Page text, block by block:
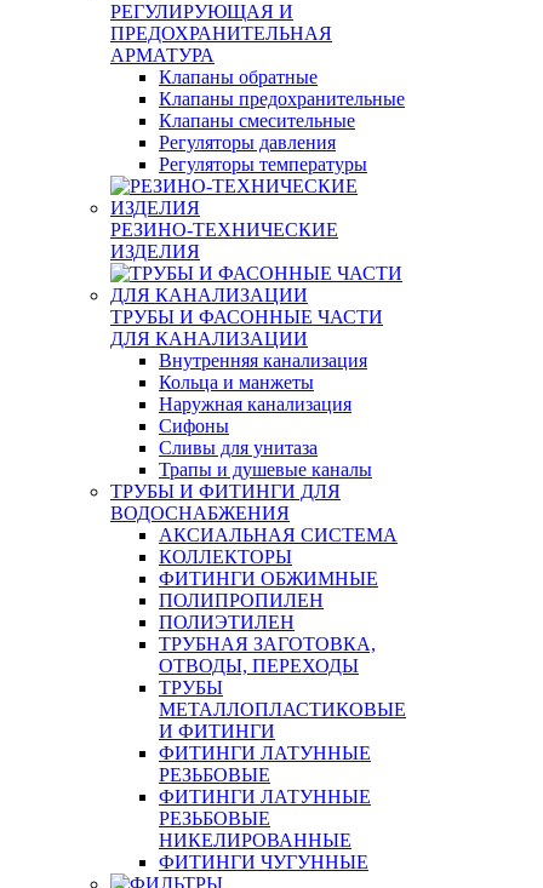
РЕГУЛИРУЮЩАЯ И
ПРЕДОХРАНИТЕЛЬНАЯ
АРМАТУРА
Клапаны обратные
Клапаны предохранительные
Клапаны смесительные
Регуляторы давления
Регуляторы температуры
РЕЗИНО-ТЕХНИЧЕСКИЕ
ИЗДЕЛИЯ
ТРУБЫ И ФАСОННЫЕ ЧАСТИ
ДЛЯ КАНАЛИЗАЦИИ
Внутренняя канализация
Кольца и манжеты
Наружная канализация
Сифоны
Сливы для унитаза
Трапы и душевые каналы
ТРУБЫ И ФИТИНГИ ДЛЯ
ВОДОСНАБЖЕНИЯ
АКСИАЛЬНАЯ СИСТЕМА
КОЛЛЕКТОРЫ
ФИТИНГИ ОБЖИМНЫЕ
ПОЛИПРОПИЛЕН
ПОЛИЭТИЛЕН
ТРУБНАЯ ЗАГОТОВКА,
ОТВОДЫ, ПЕРЕХОДЫ
ТРУБЫ
МЕТАЛЛОПЛАСТИКОВЫЕ
И ФИТИНГИ
ФИТИНГИ ЛАТУННЫЕ
РЕЗЬБОВЫЕ
ФИТИНГИ ЛАТУННЫЕ
РЕЗЬБОВЫЕ
НИКЕЛИРОВАННЫЕ
ФИТИНГИ ЧУГУННЫЕ